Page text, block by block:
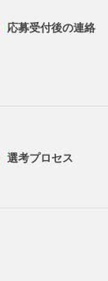
応募受付後の連絡
選考プロセス